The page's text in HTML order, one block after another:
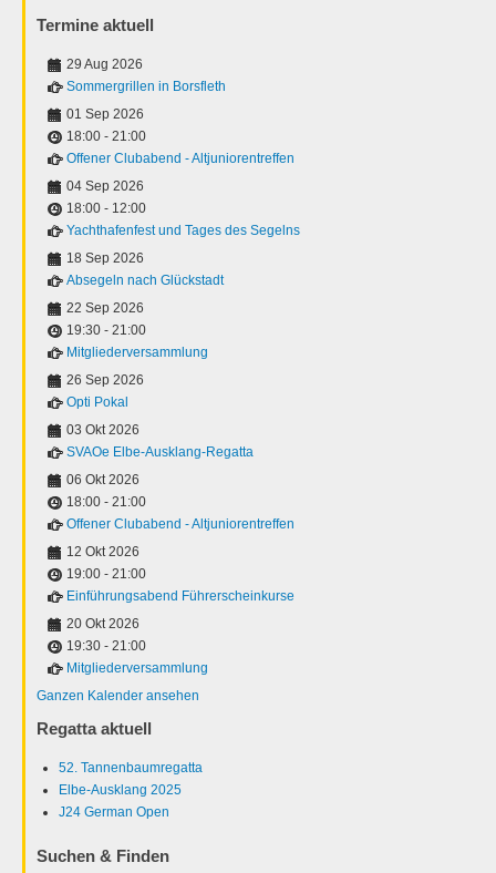
Termine aktuell
29 Aug 2026
Sommergrillen in Borsfleth
01 Sep 2026
18:00 - 21:00
Offener Clubabend - Altjuniorentreffen
04 Sep 2026
18:00 - 12:00
Yachthafenfest und Tages des Segelns
18 Sep 2026
Absegeln nach Glückstadt
22 Sep 2026
19:30 - 21:00
Mitgliederversammlung
26 Sep 2026
Opti Pokal
03 Okt 2026
SVAOe Elbe-Ausklang-Regatta
06 Okt 2026
18:00 - 21:00
Offener Clubabend - Altjuniorentreffen
12 Okt 2026
19:00 - 21:00
Einführungsabend Führerscheinkurse
20 Okt 2026
19:30 - 21:00
Mitgliederversammlung
Ganzen Kalender ansehen
Regatta aktuell
52. Tannenbaumregatta
Elbe-Ausklang 2025
J24 German Open
Suchen & Finden